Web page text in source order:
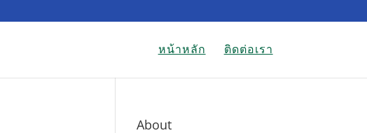
หน้าหลัก ติดต่อเรา
About